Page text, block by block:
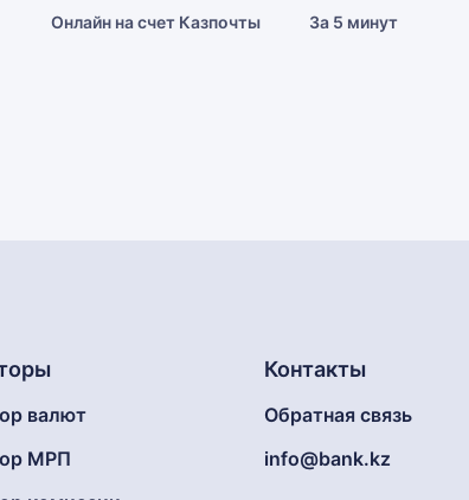
Онлайн на счет Казпочты
За 5 минут
валют
МРП
Контакты
Обратная связь
info@bank.kz